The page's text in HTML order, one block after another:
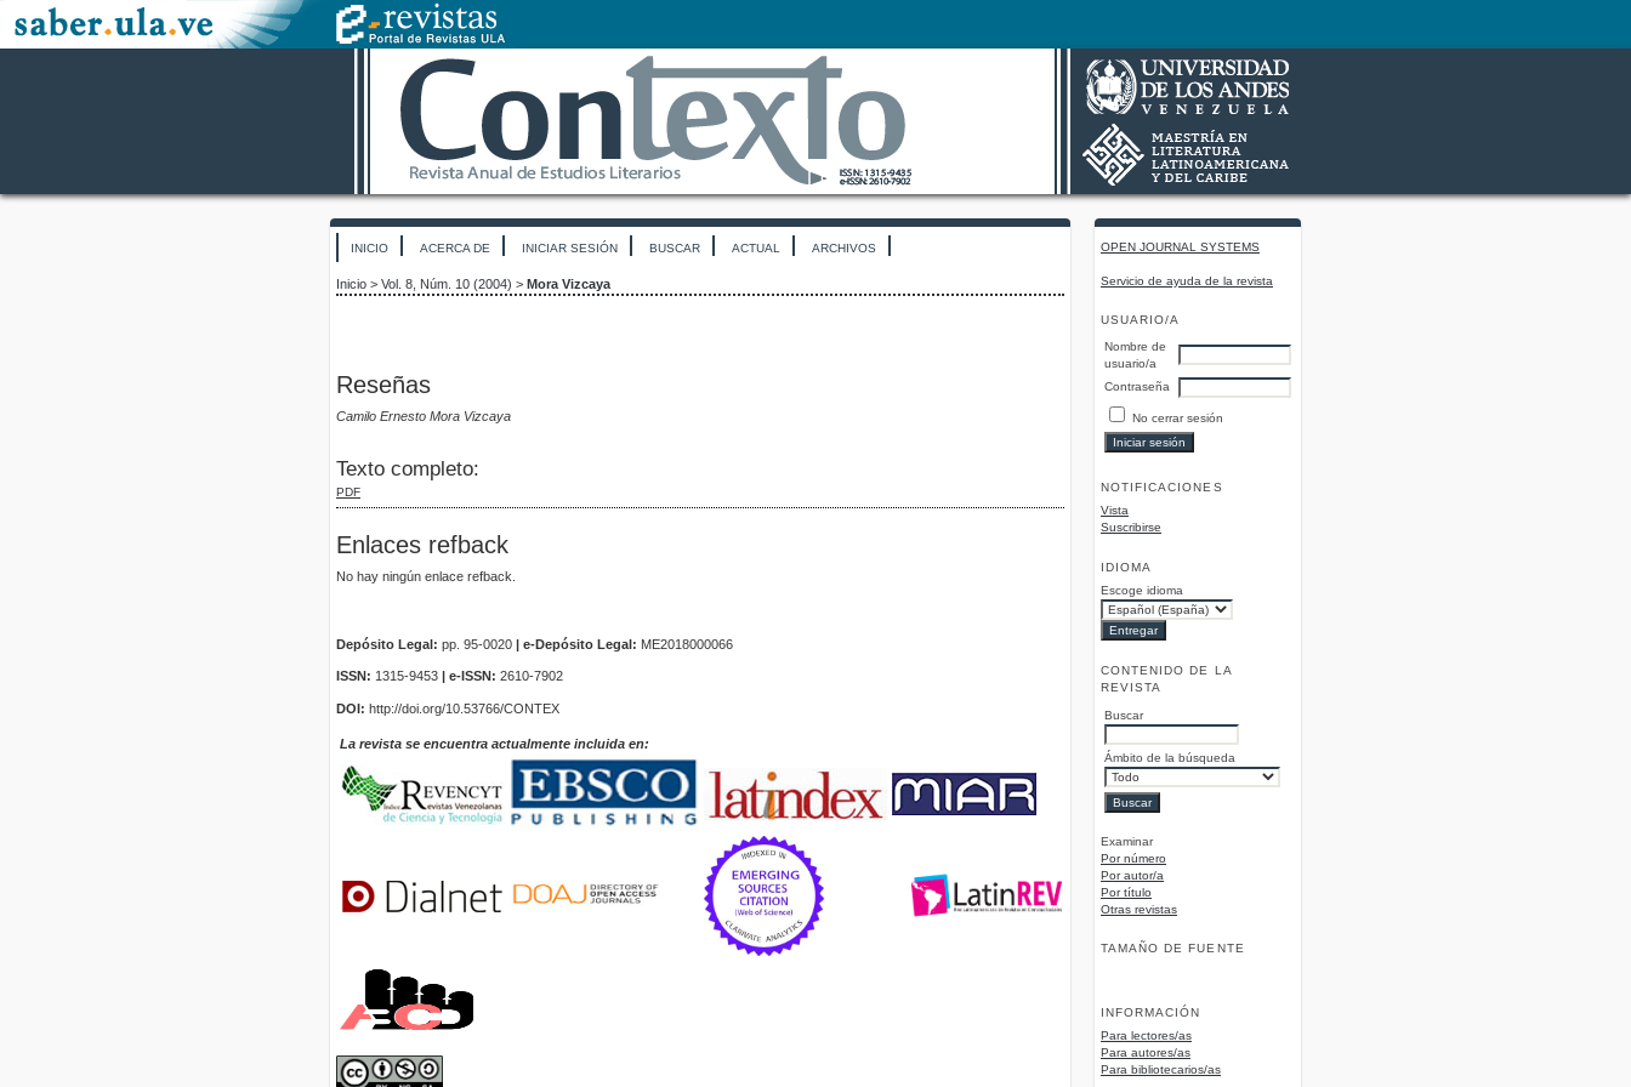
OPEN JOURNAL SYSTEMS
Servicio de ayuda de la revista
USUARIO/A
Nombre de
usuario/a
Contraseña
No cerrar sesión
NOTIFICACIONES
Vista
Suscribirse
IDIOMA
Escoge idioma
CONTENIDO DE LA
REVISTA
Buscar
Ámbito de la búsqueda
Examinar
Por número
Por autor/a
Por título
Otras revistas
TAMAÑO DE FUENTE
INFORMACIÓN
Para lectores/as
Para autores/as
Para bibliotecarios/as
INICIO ACERCA DE INICIAR SESIÓN BUSCAR ACTUAL ARCHIVOS
Inicio > Vol. 8, Núm. 10 (2004) > Mora Vizcaya
Reseñas
Camilo Ernesto Mora Vizcaya
Texto completo:
PDF
Enlaces refback
No hay ningún enlace refback.
Depósito Legal: pp. 95-0020 e-Depósito Legal: ME2018000066
ISSN: 1315-9453 | e-ISSN: 2610-7902
DOI: http://doi.org/10.53766/CONTEX
La revista se encuentra actualmente incluida en: